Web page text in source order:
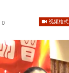
视频格式
0